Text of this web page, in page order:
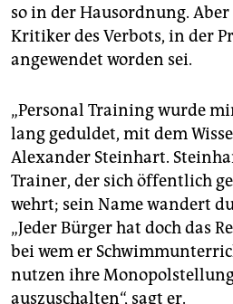
so in der Hausordnung. Aber
Kritiker des Verbots, in der
angewendet worden sei.
„Personal Training wurde
lang geduldet, mit dem
Alexander Steinhart.
Trainer, der sich öffentlich
wehrt; sein Name wandert
„Jeder Bürger hat doch das
bei wem er
nutzen ihre
auszuschalten“, sagt er.